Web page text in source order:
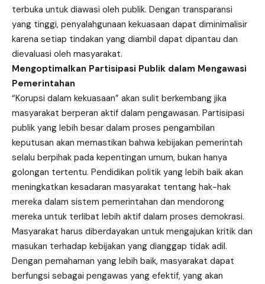
terbuka untuk diawasi oleh publik. Dengan transparansi
yang tinggi, penyalahgunaan kekuasaan dapat diminimalisir
karena setiap tindakan yang diambil dapat dipantau dan
dievaluasi oleh masyarakat.
Mengoptimalkan Partisipasi Publik dalam Mengawasi
Pemerintahan
“Korupsi dalam kekuasaan” akan sulit berkembang jika
masyarakat berperan aktif dalam pengawasan. Partisipasi
publik yang lebih besar dalam proses pengambilan
keputusan akan memastikan bahwa kebijakan pemerintah
selalu berpihak pada kepentingan umum, bukan hanya
golongan tertentu. Pendidikan politik yang lebih baik akan
meningkatkan kesadaran masyarakat tentang hak-hak
mereka dalam sistem pemerintahan dan mendorong
mereka untuk terlibat lebih aktif dalam proses demokrasi.
Masyarakat harus diberdayakan untuk mengajukan kritik dan
masukan terhadap kebijakan yang dianggap tidak adil.
Dengan pemahaman yang lebih baik, masyarakat dapat
berfungsi sebagai pengawas yang efektif, yang akan